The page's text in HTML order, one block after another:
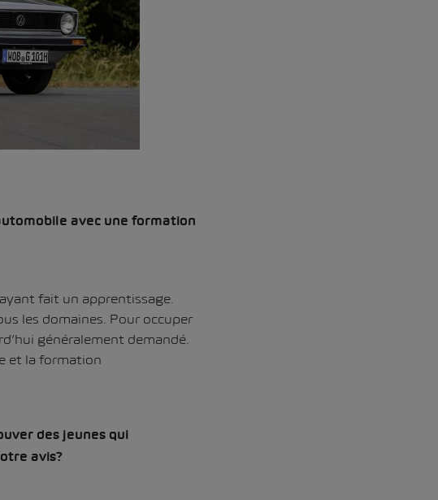
avec une formation
fait un apprentissage.
les domaines. Pour occuper
généralement demandé.
et la formation
des jeunes qui
avis?